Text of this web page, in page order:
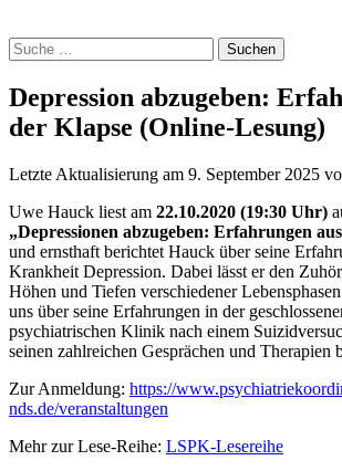
suchst
Du?
Depression abzugeben:
der Klapse (Online-Lesung)
Letzte Aktualisierung am 9. September 2025
Uwe Hauck liest am 22.10.2020 (19:30 Uhr)
„Depressionen abzugeben: Erfahrungen
und ernsthaft berichtet Hauck über seine
Krankheit Depression. Dabei lässt er den
Höhen und Tiefen verschiedener
uns über seine Erfahrungen in der
psychiatrischen Klinik nach einem
seinen zahlreichen Gesprächen und Therapien
Zur Anmeldung: https://
nds.de/veranstaltungen
Mehr zur Lese-Reihe: LSPK-Lesereihe